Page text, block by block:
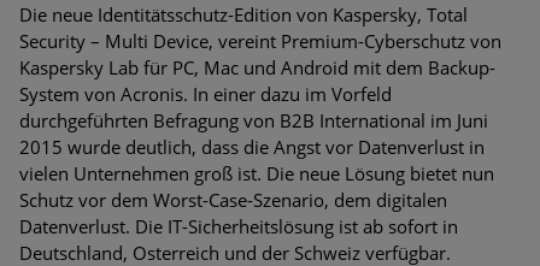
Fake-Unternehmensprofile auf LinkedIn: Unternehmen und
Nutzer im Visier der Datendiebe
Cyber Experience Center in Augsburg
Die neue Identitätsschutz-Edition von Kaspersky, Total
Security – Multi Device, vereint Premium-Cyberschutz von
Kaspersky Lab für PC, Mac und Android mit dem Backup-
System von Acronis. In einer dazu im Vorfeld
durchgeführten Befragung von B2B International im Juni
2015 wurde deutlich, dass die Angst vor Datenverlust in
vielen Unternehmen groß ist. Die neue Lösung bietet nun
Schutz vor dem Worst-Case-Szenario, dem digitalen
Datenverlust. Die IT-Sicherheitslösung ist ab sofort in
Deutschland, Osterreich und der Schweiz verfügbar.